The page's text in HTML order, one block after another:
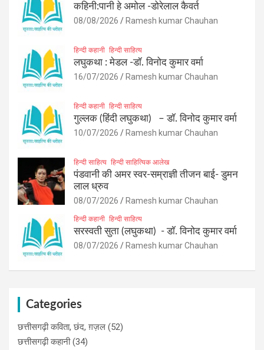
कहिनी:पानी हे अमोल -डोरेलाल कैवर्त
08/08/2026 Ramesh kumar Chauhan
हिन्दी कहानी हिन्दी साहित्य
लघुकथा : मेडल -डॉ. विनोद कुमार वर्मा
16/07/2026 Ramesh kumar Chauhan
हिन्दी कहानी हिन्दी साहित्य
गुल्लक (हिंदी लघुकथा) – डॉ. विनोद कुमार वर्मा
10/07/2026 Ramesh kumar Chauhan
हिन्दी साहित्य हिन्दी साहित्यिक आलेख
पंडवानी की अमर स्वर-सम्राज्ञी तीजन बाई- डुमन
लाल ध्रुव
08/07/2026 Ramesh kumar Chauhan
हिन्दी कहानी हिन्दी साहित्य
सरस्वती सुता (लघुकथा) ​- डॉ. विनोद कुमार वर्मा
08/07/2026 Ramesh kumar Chauhan
Categories
छत्तीसगढ़ी कविता, छंद, ग़ज़ल (52)
छत्तीसगढ़ी कहानी(34)